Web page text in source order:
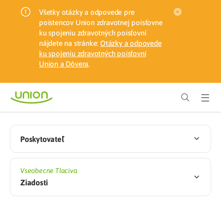
Všetky otázky a odpovede pre
poistencov Union zdravotnej poisťovne
ku spojeniu zdravotných poisťovní
nájdete na stránke: Otázky a odpovede
ku spojeniu zdravotných poisťovní
Union a Dôvera.
Poskytovateľ
Vseobecne Tlaciva
Ziadosti